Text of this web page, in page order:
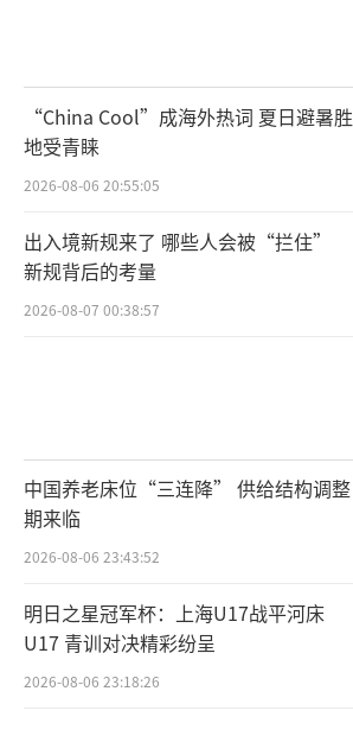
“China Cool”成海外热词 夏日避暑胜
地受青睐
2026-08-06 20:55:05
出入境新规来了 哪些人会被“拦住”
新规背后的考量
2026-08-07 00:38:57
中国养老床位“三连降” 供给结构调整
期来临
2026-08-06 23:43:52
明日之星冠军杯：上海U17战平河床
U17 青训对决精彩纷呈
2026-08-06 23:18:26